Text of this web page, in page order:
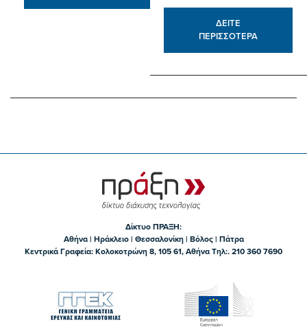
ΔΕΙΤΕ
ΠΕΡΙΣΣΟΤΕΡΑ
Δίκτυο ΠΡΑΞΗ:
Αθήνα | Ηράκλειο | Θεσσαλονίκη | Βόλος | Πάτρα
Κεντρικά Γραφεία: Kολοκοτρώνη 8, 105 61, Αθήνα Τηλ:. 210 360 7690